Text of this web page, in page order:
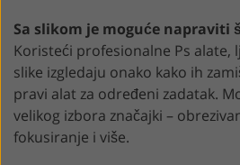
Sa slikom je moguće napraviti
Koristeći profesionalne Ps alate,
slike izgledaju onako kako ih
pravi alat za određeni zadatak.
velikog izbora značajki –
fokusiranje i više.